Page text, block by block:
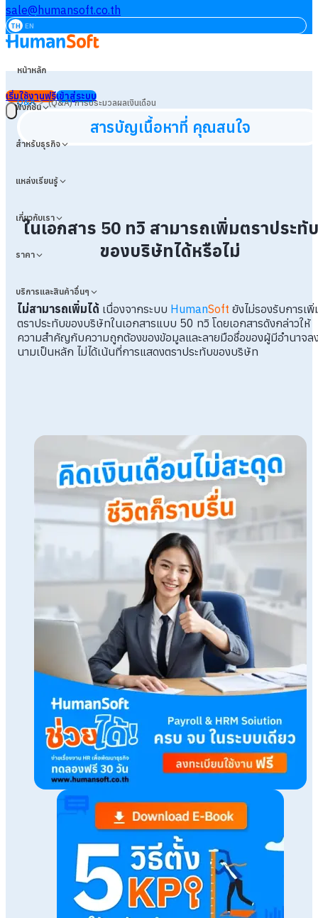
sale@humansoft.co.th
TH EN
หน้าหลัก
ฟังก์ชัน
สำหรับธุรกิจ
แหล่งเรียนรู้
เกี่ยวกับเรา
ราคา
บริการและสินค้าอื่นๆ
เริ่มใช้งานฟรีเข้าสู่ระบบ
Q&A>(Q&A) การประมวลผลเงินเดือน
สารบัญเนื้อหาที่ คุณสนใจ
ในเอกสาร 50 ทวิ สามารถเพิ่มตราประทับ
ของบริษัทได้หรือไม่
ไม่สามารถเพิ่มได้ เนื่องจากระบบ HumanSoft ยังไม่รองรับการเพิ่
ตราประทับของบริษัทในเอกสารแบบ 50 ทวิ โดยเอกสารดังกล่าวให้
ความสำคัญกับความถูกต้องของข้อมูลและลายมือชื่อของผู้มีอำนาจล
นามเป็นหลัก ไม่ได้เน้นที่การแสดงตราประทับของบริษัท